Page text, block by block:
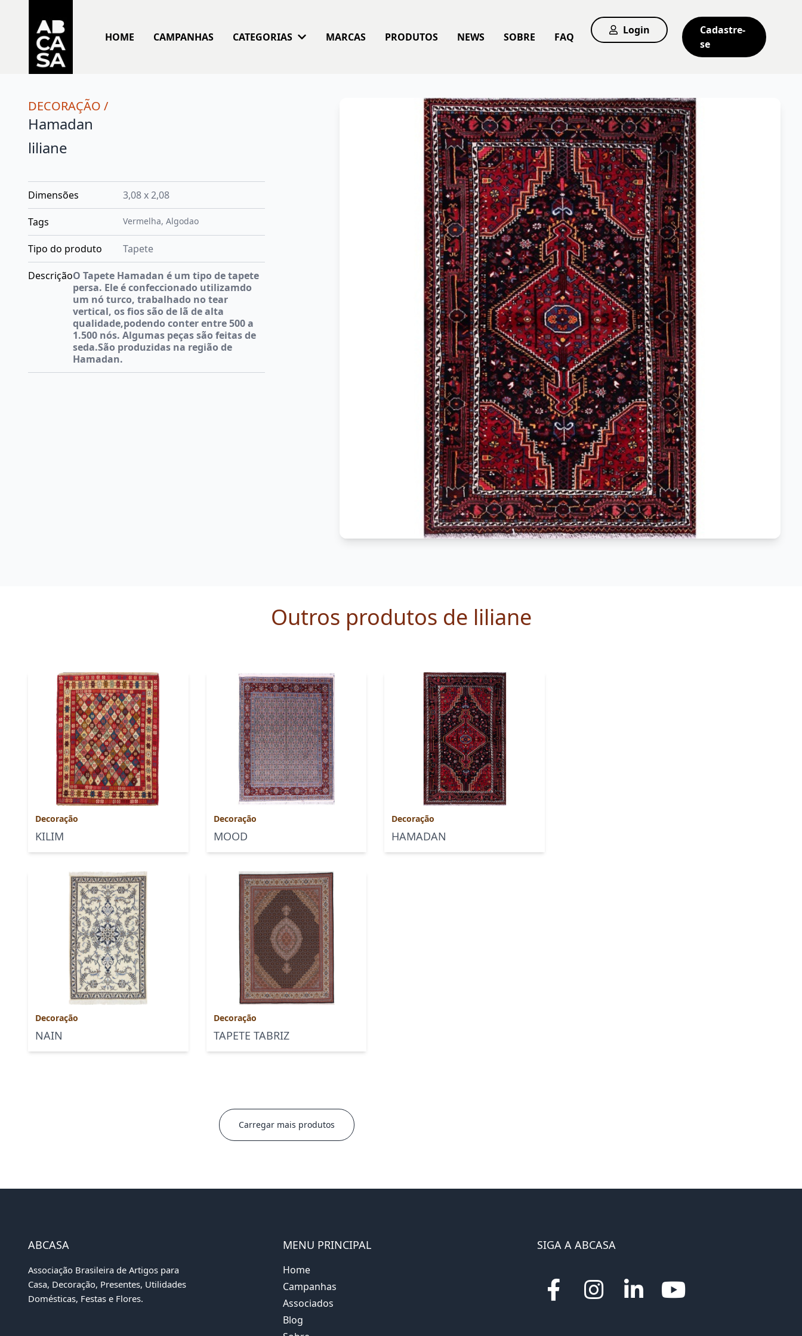
HOME CAMPANHAS CATEGORIAS MARCAS PRODUTOS NEWS SOBRE FAQ
Login
Cadastre-
se
DECORAÇÃO /
Hamadan
liliane
Dimensões 3,08 x 2,08
Tags Vermelha, Algodao
Tipo do produto Tapete
DescriçãoO Tapete Hamadan é um tipo de tapete
persa. Ele é confeccionado utilizamdo
um nó turco, trabalhado no tear
vertical, os fios são de lã de alta
qualidade,podendo conter entre 500 a
1.500 nós. Algumas peças são feitas de
seda.São produzidas na região de
Hamadan.
Outros produtos de liliane
Decoração
KILIM
Decoração
MOOD
Decoração
HAMADAN
Decoração
NAIN
Decoração
TAPETE TABRIZ
Carregar mais produtos
ABCASA
Associação Brasileira de Artigos para
Casa, Decoração, Presentes, Utilidades
Domésticas, Festas e Flores.
MENU PRINCIPAL
Home
Campanhas
Associados
Blog
SIGA A ABCASA